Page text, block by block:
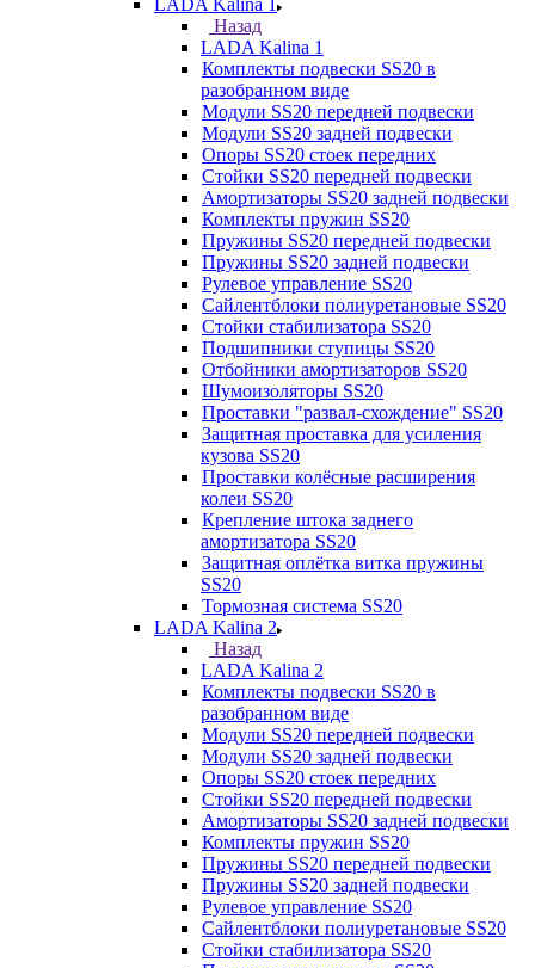
LADA Kalina 1
Назад
LADA Kalina 1
Комплекты подвески SS20 в
разобранном виде
Модули SS20 передней подвески
Модули SS20 задней подвески
Опоры SS20 стоек передних
Стойки SS20 передней подвески
Амортизаторы SS20 задней подвески
Комплекты пружин SS20
Пружины SS20 передней подвески
Пружины SS20 задней подвески
Рулевое управление SS20
Сайлентблоки полиуретановые SS20
Стойки стабилизатора SS20
Подшипники ступицы SS20
Отбойники амортизаторов SS20
Шумоизоляторы SS20
Проставки "развал-схождение" SS20
Защитная проставка для усиления
кузова SS20
Проставки колёсные расширения
колеи SS20
Крепление штока заднего
амортизатора SS20
Защитная оплётка витка пружины
SS20
Тормозная система SS20
LADA Kalina 2
Назад
LADA Kalina 2
Комплекты подвески SS20 в
разобранном виде
Модули SS20 передней подвески
Модули SS20 задней подвески
Опоры SS20 стоек передних
Стойки SS20 передней подвески
Амортизаторы SS20 задней подвески
Комплекты пружин SS20
Пружины SS20 передней подвески
Пружины SS20 задней подвески
Рулевое управление SS20
Сайлентблоки полиуретановые SS20
Стойки стабилизатора SS20